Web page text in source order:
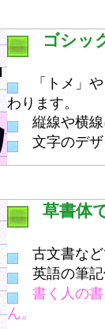
ゴシッ
「トメ」や
わります。
縦線や横線
文字のデザ
草書体
古文書など
英語の筆記
書く人の
ん。